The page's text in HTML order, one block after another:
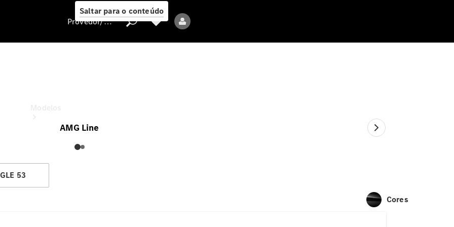
Saltar para o conteúdo
Todos os modelos
Provedor/proteção de dados
AMG Line
GLE 53
Cores